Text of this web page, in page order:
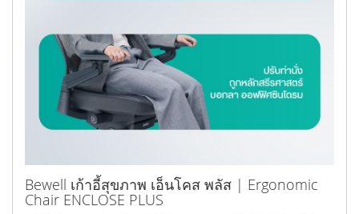
Bewell เก้าอี้สุขภาพ เอ็นโคส พลัส | Ergonomic
Chair ENCLOSE PLUS